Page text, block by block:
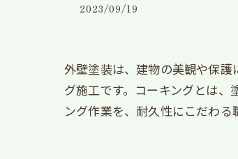
2023/09/19
外壁塗装は、建物の美観や保
グ施工です。コーキングとは
ング作業を、耐久性にこだわる